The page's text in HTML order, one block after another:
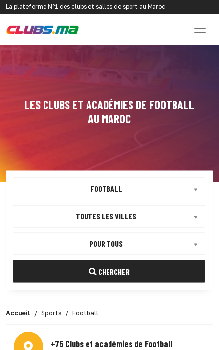
La plateforme N°1 des clubs et salles de sport au Maroc
LES CLUBS ET ACADÉMIES DE FOOTBALL
AU MAROC
FOOTBALL
TOUTES LES VILLES
POUR TOUS
CHERCHER
Accueil Sports Football
+75 Clubs et académies de Football